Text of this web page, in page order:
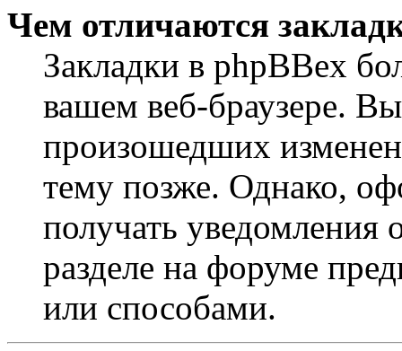
Чем отличаются
Закладки в phpBBex
вашем веб-браузере.
произошедших
тему позже. Однако,
получать уведомления
разделе на форуме
или способами.